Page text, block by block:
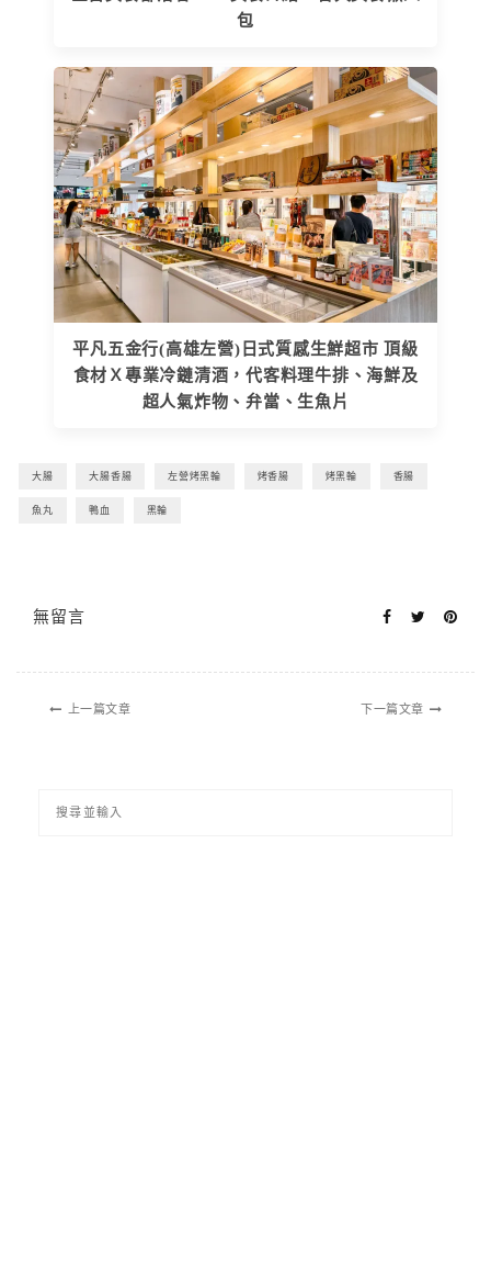
包
平凡五金行(高雄左營)日式質感生鮮超市 頂級
食材Ｘ專業冷鏈清酒，代客料理牛排、海鮮及
超人氣炸物、弁當、生魚片
大腸 大腸香腸 左營烤黑輪 烤香腸 烤黑輪 香腸
魚丸 鴨血 黑輪
無留言
上一篇文章 下一篇文章